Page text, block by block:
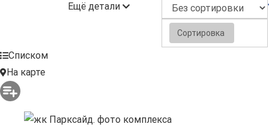
Ещё детали
Сортировка
Списком
На карте